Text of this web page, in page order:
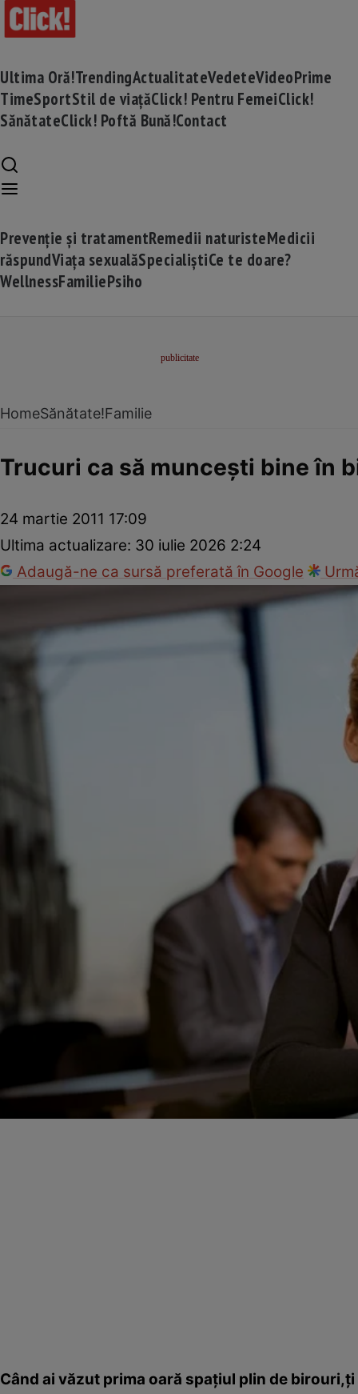
Ultima Oră!TrendingActualitateVedeteVideoPrime
TimeSportStil de viațăClick! Pentru FemeiClick!
SănătateClick! Poftă Bună!Contact
Prevenție și tratamentRemedii naturisteMedicii
răspundViața sexualăSpecialiștiCe te doare?
WellnessFamiliePsiho
HomeSănătate!Familie
Trucuri ca să munceşti bine în
24 martie 2011 17:09
Ultima actualizare: 30 iulie 2026 2:24
Adaugă-ne ca sursă preferată în Google
Când ai văzut prima oară spaţiul plin de